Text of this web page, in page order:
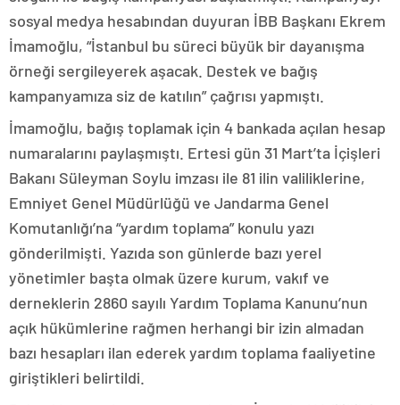
sosyal medya hesabından duyuran İBB Başkanı Ekrem
İmamoğlu, “İstanbul bu süreci büyük bir dayanışma
örneği sergileyerek aşacak. Destek ve bağış
kampanyamıza siz de katılın” çağrısı yapmıştı.
İmamoğlu, bağış toplamak için 4 bankada açılan hesap
numaralarını paylaşmıştı. Ertesi gün 31 Mart’ta İçişleri
Bakanı Süleyman Soylu imzası ile 81 ilin valiliklerine,
Emniyet Genel Müdürlüğü ve Jandarma Genel
Komutanlığı’na “yardım toplama” konulu yazı
gönderilmişti. Yazıda son günlerde bazı yerel
yönetimler başta olmak üzere kurum, vakıf ve
derneklerin 2860 sayılı Yardım Toplama Kanunu’nun
açık hükümlerine rağmen herhangi bir izin almadan
bazı hesapları ilan ederek yardım toplama faaliyetine
giriştikleri belirtildi.